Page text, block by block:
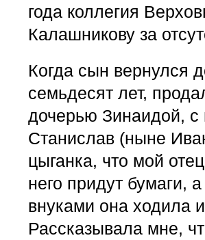
года коллегия
Калашникову за
Когда сын вернулся
семьдесят лет,
дочерью Зинаидой, с
Станислав (ныне
цыганка, что мой
него придут бумаги,
внуками она ходила
Рассказывала мне,